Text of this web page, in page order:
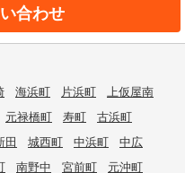
合わせ
海浜町 片浜町
上仮屋南
元禄橋町 寿町
古浜町
田 城西町 中浜町
中広
南野中 宮前町
元沖町